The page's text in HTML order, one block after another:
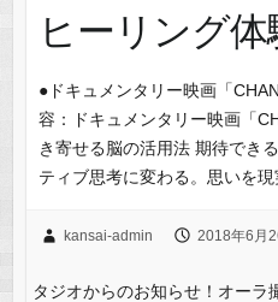
ヒーリング
●ドキュメンタリー映画「
容：ドキュメンタリー映画「
き寄せる脳の活用法 期待でき
ティブ思考に変わる。思いを
kansai-admin 2018年6月
タジオからのお知らせ！オーラ